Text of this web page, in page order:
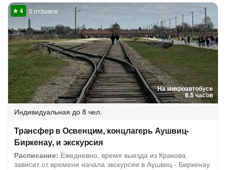
На микроавтобусе
6.5 часов
5 отзывов
Индивидуальная до 8 чел.
Трансфер в Освенцим, концлагерь Аушвиц-
Биркенау, и экскурсия
Расписание: Ежедневно, время выезда из Кракова
зависит от времени начала экскурсии в Аушвиц - Биркенау.